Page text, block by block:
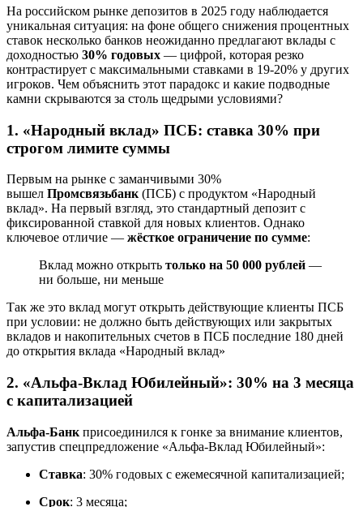
На российском рынке депозитов в 2025 году наблюдается
уникальная ситуация: на фоне общего снижения процентных
ставок несколько банков неожиданно предлагают вклады с
доходностью 30% годовых — цифрой, которая резко
контрастирует с максимальными ставками в 19-20% у других
игроков. Чем объяснить этот парадокс и какие подводные
камни скрываются за столь щедрыми условиями?
1. «Народный вклад» ПСБ: ставка 30% при
строгом лимите суммы
Первым на рынке с заманчивыми 30%
вышел Промсвязьбанк (ПСБ) с продуктом «Народный
вклад». На первый взгляд, это стандартный депозит с
фиксированной ставкой для новых клиентов. Однако
ключевое отличие — жёсткое ограничение по сумме:
Вклад можно открыть только на 50 000 рублей —
ни больше, ни меньше
Так же это вклад могут открыть действующие клиенты ПСБ
при условии: не должно быть действующих или закрытых
вкладов и накопительных счетов в ПСБ последние 180 дней
до открытия вклада «Народный вклад»
2. «Альфа‑Вклад Юбилейный»: 30% на 3 месяца
с капитализацией
Альфа-Банк присоединился к гонке за внимание клиентов,
запустив спецпредложение «Альфа‑Вклад Юбилейный»:
Ставка: 30% годовых с ежемесячной капитализацией;
Срок: 3 месяца;